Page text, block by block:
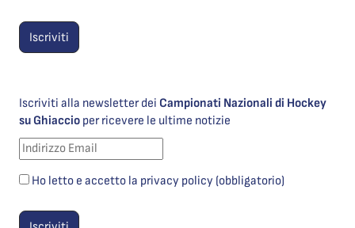
Iscriviti alla newsletter dei Campionati Nazionali di Hockey
su Ghiaccio per ricevere le ultime notizie
Ho letto e accetto la privacy policy (obbligatorio)